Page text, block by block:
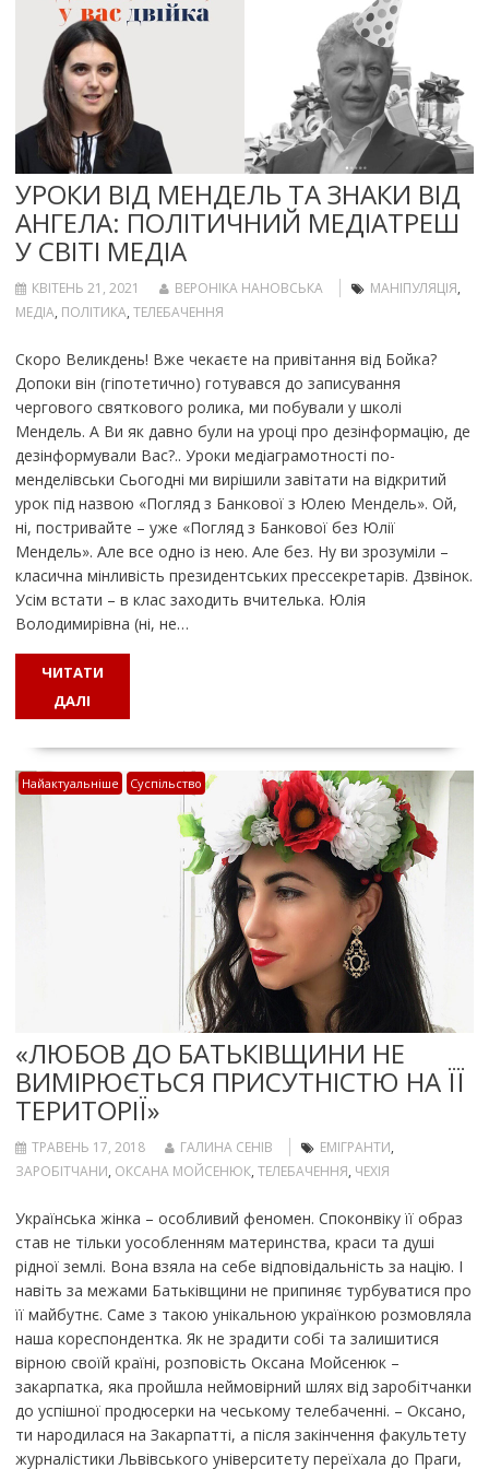
УРОКИ ВІД МЕНДЕЛЬ ТА ЗНАКИ ВІД
АНГЕЛА: ПОЛІТИЧНИЙ МЕДІАТРЕШ
У СВІТІ МЕДІА
КВІТЕНЬ 21, 2021 ВЕРОНІКА НАНОВСЬКА МАНІПУЛЯЦІЯ,
МЕДІА, ПОЛІТИКА, ТЕЛЕБАЧЕННЯ
Скоро Великдень! Вже чекаєте на привітання від Бойка?
Допоки він (гіпотетично) готувався до записування
чергового святкового ролика, ми побували у школі
Мендель. А Ви як давно були на уроці про дезінформацію, де
дезінформували Вас?.. Уроки медіаграмотності по-
менделівськи Сьогодні ми вирішили завітати на відкритий
урок під назвою «Погляд з Банкової з Юлею Мендель». Ой,
ні, постривайте – уже «Погляд з Банкової без Юлії
Мендель». Але все одно із нею. Але без. Ну ви зрозуміли –
класична мінливість президентських прессекретарів. Дзвінок.
Усім встати – в клас заходить вчителька. Юлія
Володимирівна (ні, не…
ЧИТАТИ
ДАЛІ
Найактуальніше Суспільство
«ЛЮБОВ ДО БАТЬКІВЩИНИ НЕ
ВИМІРЮЄТЬСЯ ПРИСУТНІСТЮ НА ЇЇ
ТЕРИТОРІЇ»
ТРАВЕНЬ 17, 2018 ГАЛИНА СЕНІВ ЕМІГРАНТИ,
ЗАРОБІТЧАНИ, ОКСАНА МОЙСЕНЮК, ТЕЛЕБАЧЕННЯ, ЧЕХІЯ
Українська жінка – особливий феномен. Споконвіку її образ
став не тільки уособленням материнства, краси та душі
рідної землі. Вона взяла на себе відповідальність за націю. І
навіть за межами Батьківщини не припиняє турбуватися про
її майбутнє. Саме з такою унікальною українкою розмовляла
наша кореспондентка. Як не зрадити собі та залишитися
вірною своїй країні, розповість Оксана Мойсенюк –
закарпатка, яка пройшла неймовірний шлях від заробітчанки
до успішної продюсерки на чеському телебаченні. – Оксано,
ти народилася на Закарпатті, а після закінчення факультету
журналістики Львівського університету переїхала до Праги,